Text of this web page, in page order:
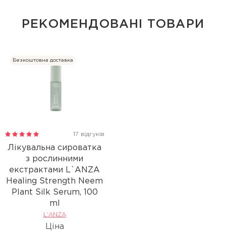
РЕКОМЕНДОВАНІ ТОВАРИ
Безкоштовна доставка
17 відгуків
Лікувальна сироватка
з рослинними
екстрактами L`ANZA
Healing Strength Neem
Plant Silk Serum, 100
ml
L'ANZA
Ціна